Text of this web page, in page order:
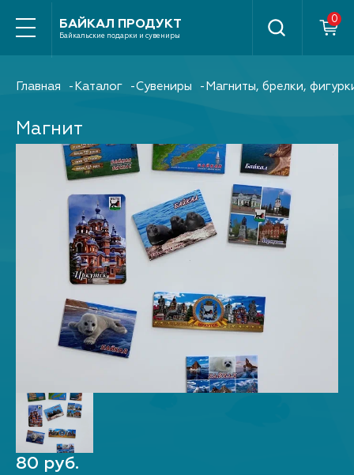
БАЙКАЛ ПРОДУКТ
Байкальские подарки и сувениры
Найти
Главная Каталог Сувениры Магниты, брелки,
Магнит
80 руб.